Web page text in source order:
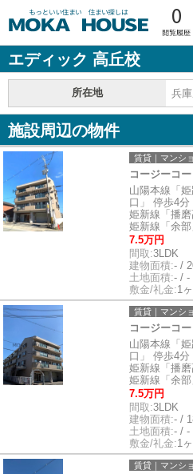
0
エディック 高丘校
所在地 兵
施設周辺の物件
賃貸｜マンシ
コージーコ
山陽本線「
口」 停歩4分
姫新線「播
姫新線「余
7.5万円
間取:3LDK
建物面積:- /
土地面積:- / -
敷金/礼金:1
賃貸｜マンシ
コージーコ
山陽本線「
口」 停歩4分
姫新線「播
姫新線「余
7.5万円
間取:3LDK
建物面積:- /
土地面積:- / -
敷金/礼金:1
賃貸｜マンシ